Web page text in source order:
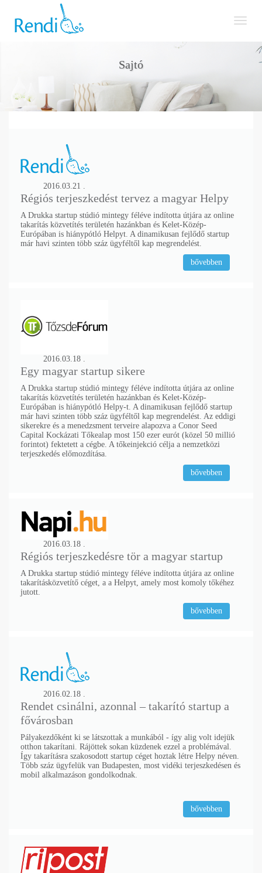
Toggle
Sajtó
2016.03.21 .
Régiós terjeszkedést tervez a magyar Helpy
A Drukka startup stúdió mintegy féléve indította útjára az online
takarítás közvetítés területén hazánkban és Kelet-Közép-
Európában is hiánypótló Helpyt. A dinamikusan fejlődő startup
már havi szinten több száz ügyféltől kap megrendelést.
bővebben
2016.03.18 .
Egy magyar startup sikere
A Drukka startup stúdió mintegy féléve indította útjára az online
takarítás közvetítés területén hazánkban és Kelet-Közép-
Európában is hiánypótló Helpy-t. A dinamikusan fejlődő startup
már havi szinten több száz ügyféltől kap megrendelést. Az eddigi
sikerekre és a menedzsment terveire alapozva a Conor Seed
Capital Kockázati Tőkealap most 150 ezer eurót (közel 50 millió
forintot) fektetett a cégbe. A tőkeinjekció célja a nemzetközi
terjeszkedés előmozdítása.
bővebben
2016.03.18 .
Régiós terjeszkedésre tör a magyar startup
A Drukka startup stúdió mintegy féléve indította útjára az online
takarításközvetítő céget, a a Helpyt, amely most komoly tőkéhez
jutott.
bővebben
2016.02.18 .
Rendet csinálni, azonnal – takarító startup a
fővárosban
Pályakezdőként ki se látszottak a munkából - így alig volt idejük
otthon takarítani. Rájöttek sokan küzdenek ezzel a problémával.
Így takarításra szakosodott startup céget hoztak létre Helpy néven.
Több száz ügyfelük van Budapesten, most vidéki terjeszkedésen és
mobil alkalmazáson gondolkodnak.
bővebben